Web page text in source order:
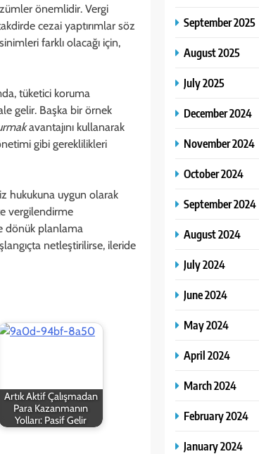
önemlidir. Vergi
cezai yaptırımlar söz
farklı olacağı için,
tüketici koruma
gelir. Başka bir örnek
avantajını kullanarak
gibi gereklilikleri
hukukuna uygun olarak
vergilendirme
dönük planlama
netleştirilirse, ileride
Artık Aktif Çalışmadan
Para Kazanmanın
Yolları: Pasif Gelir
September 2025
August 2025
July 2025
December 2024
November 2024
October 2024
September 2024
August 2024
July 2024
June 2024
May 2024
April 2024
March 2024
February 2024
January 2024